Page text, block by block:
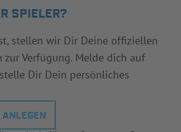
SPIELER?
stellen wir Dir Deine offiziellen
zur Verfügung. Melde dich auf
Dir Dein persönliches